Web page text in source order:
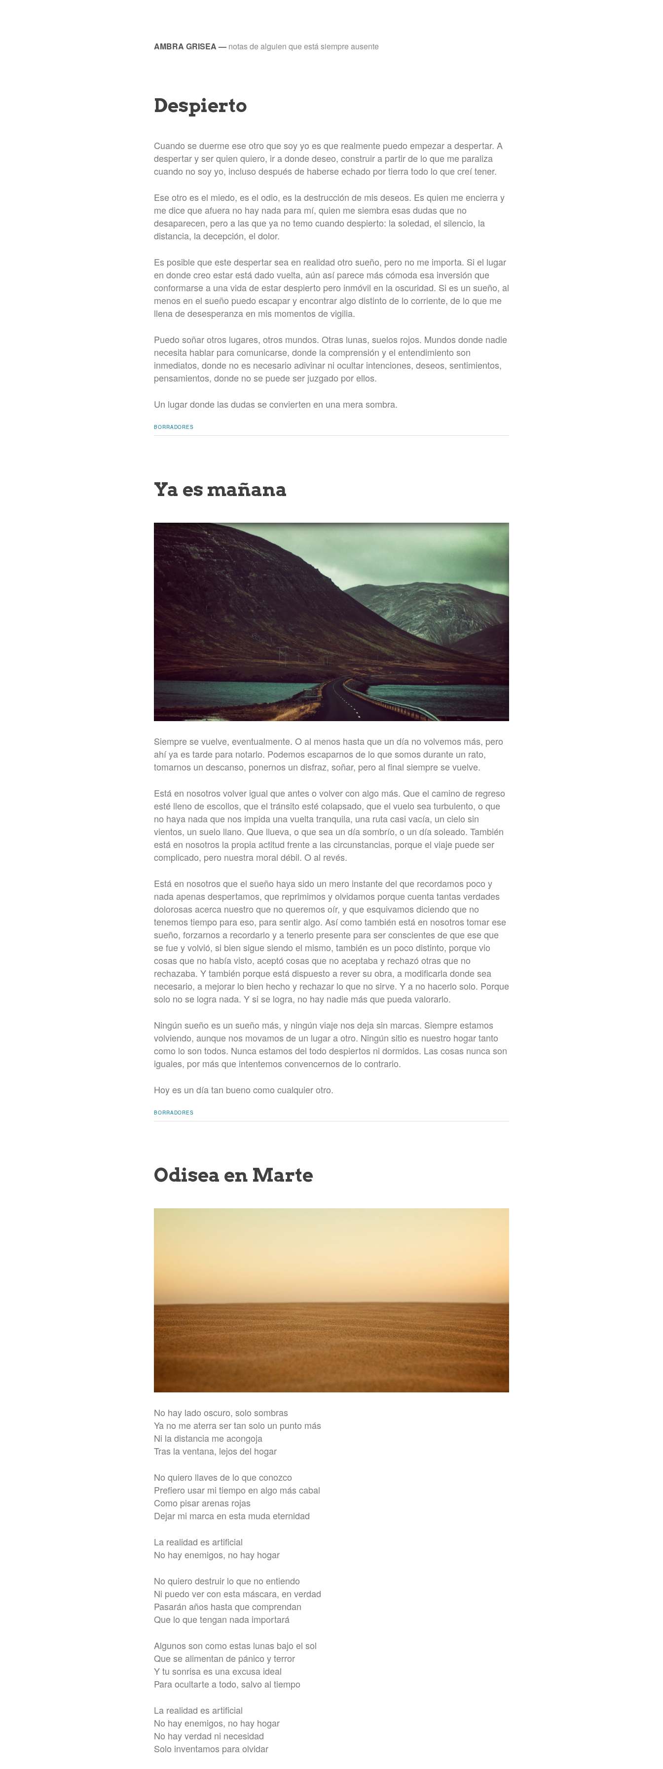
AMBRA GRISEA — notas de alguien que está siempre ausente
Despierto
Cuando se duerme ese otro que soy yo es que realmente puedo empezar a despertar. A
despertar y ser quien quiero, ir a donde deseo, construir a partir de lo que me paraliza
cuando no soy yo, incluso después de haberse echado por tierra todo lo que creí tener.
Ese otro es el miedo, es el odio, es la destrucción de mis deseos. Es quien me encierra y
me dice que afuera no hay nada para mí, quien me siembra esas dudas que no
desaparecen, pero a las que ya no temo cuando despierto: la soledad, el silencio, la
distancia, la decepción, el dolor.
Es posible que este despertar sea en realidad otro sueño, pero no me importa. Si el lugar
en donde creo estar está dado vuelta, aún así parece más cómoda esa inversión que
conformarse a una vida de estar despierto pero inmóvil en la oscuridad. Si es un sueño, al
menos en el sueño puedo escapar y encontrar algo distinto de lo corriente, de lo que me
llena de desesperanza en mis momentos de vigilia.
Puedo soñar otros lugares, otros mundos. Otras lunas, suelos rojos. Mundos donde nadie
necesita hablar para comunicarse, donde la comprensión y el entendimiento son
inmediatos, donde no es necesario adivinar ni ocultar intenciones, deseos, sentimientos,
pensamientos, donde no se puede ser juzgado por ellos.
Un lugar donde las dudas se convierten en una mera sombra.
BORRADORES
Ya es mañana
Siempre se vuelve, eventualmente. O al menos hasta que un día no volvemos más, pero
ahí ya es tarde para notarlo. Podemos escaparnos de lo que somos durante un rato,
tomarnos un descanso, ponernos un disfraz, soñar, pero al final siempre se vuelve.
Está en nosotros volver igual que antes o volver con algo más. Que el camino de regreso
esté lleno de escollos, que el tránsito esté colapsado, que el vuelo sea turbulento, o que
no haya nada que nos impida una vuelta tranquila, una ruta casi vacía, un cielo sin
vientos, un suelo llano. Que llueva, o que sea un día sombrío, o un día soleado. También
está en nosotros la propia actitud frente a las circunstancias, porque el viaje puede ser
complicado, pero nuestra moral débil. O al revés.
Está en nosotros que el sueño haya sido un mero instante del que recordamos poco y
nada apenas despertamos, que reprimimos y olvidamos porque cuenta tantas verdades
dolorosas acerca nuestro que no queremos oír, y que esquivamos diciendo que no
tenemos tiempo para eso, para sentir algo. Así como también está en nosotros tomar ese
sueño, forzarnos a recordarlo y a tenerlo presente para ser conscientes de que ese que
se fue y volvió, si bien sigue siendo el mismo, también es un poco distinto, porque vio
cosas que no había visto, aceptó cosas que no aceptaba y rechazó otras que no
rechazaba. Y también porque está dispuesto a rever su obra, a modificarla donde sea
necesario, a mejorar lo bien hecho y rechazar lo que no sirve. Y a no hacerlo solo. Porque
solo no se logra nada. Y si se logra, no hay nadie más que pueda valorarlo.
Ningún sueño es un sueño más, y ningún viaje nos deja sin marcas. Siempre estamos
volviendo, aunque nos movamos de un lugar a otro. Ningún sitio es nuestro hogar tanto
como lo son todos. Nunca estamos del todo despiertos ni dormidos. Las cosas nunca son
iguales, por más que intentemos convencernos de lo contrario.
Hoy es un día tan bueno como cualquier otro.
BORRADORES
Odisea en Marte
No hay lado oscuro, solo sombras
Ya no me aterra ser tan solo un punto más
Ni la distancia me acongoja
Tras la ventana, lejos del hogar
No quiero llaves de lo que conozco
Prefiero usar mi tiempo en algo más cabal
Como pisar arenas rojas
Dejar mi marca en esta muda eternidad
La realidad es artificial
No hay enemigos, no hay hogar
No quiero destruir lo que no entiendo
Ni puedo ver con esta máscara, en verdad
Pasarán años hasta que comprendan
Que lo que tengan nada importará
Algunos son como estas lunas bajo el sol
Que se alimentan de pánico y terror
Y tu sonrisa es una excusa ideal
Para ocultarte a todo, salvo al tiempo
La realidad es artificial
No hay enemigos, no hay hogar
No hay verdad ni necesidad
Solo inventamos para olvidar